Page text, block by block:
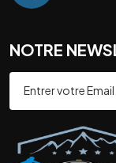
NOTRE